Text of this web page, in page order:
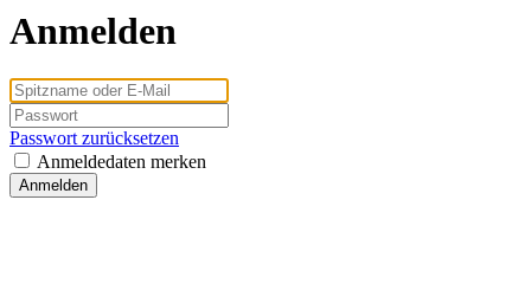
Anmelden
Passwort zurücksetzen
Anmeldedaten merken
Anmelden